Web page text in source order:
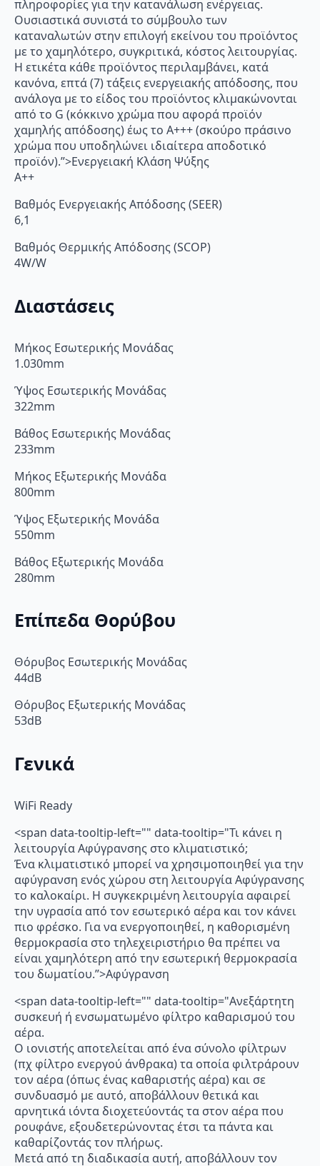
πληροφορίες για την κατανάλωση ενέργειας.
Ουσιαστικά συνιστά το σύμβουλο των
καταναλωτών στην επιλογή εκείνου του προϊόντος
με το χαμηλότερο, συγκριτικά, κόστος λειτουργίας.
Η ετικέτα κάθε προϊόντος περιλαμβάνει, κατά
κανόνα, επτά (7) τάξεις ενεργειακής απόδοσης, που
ανάλογα με το είδος του προϊόντος κλιμακώνονται
από το G (κόκκινο χρώμα που αφορά προϊόν
χαμηλής απόδοσης) έως το Α+++ (σκούρο πράσινο
χρώμα που υποδηλώνει ιδιαίτερα αποδοτικό
προϊόν).”>Ενεργειακή Κλάση Ψύξης
A++
Βαθμός Ενεργειακής Απόδοσης (SEER)
6,1
Βαθμός Θερμικής Απόδοσης (SCOP)
4W/W
Διαστάσεις
Μήκος Εσωτερικής Μονάδας
1.030mm
Ύψος Εσωτερικής Μονάδας
322mm
Βάθος Εσωτερικής Μονάδας
233mm
Μήκος Εξωτερικής Μονάδα
800mm
Ύψος Εξωτερικής Μονάδα
550mm
Βάθος Εξωτερικής Μονάδα
280mm
Επίπεδα Θορύβου
Θόρυβος Εσωτερικής Μονάδας
44dB
Θόρυβος Εξωτερικής Μονάδας
53dB
Γενικά
WiFi Ready
<span data-tooltip-left="" data-tooltip="Τι κάνει η
λειτουργία Αφύγρανσης στο κλιματιστικό;
Ένα κλιματιστικό μπορεί να χρησιμοποιηθεί για την
αφύγρανση ενός χώρου στη λειτουργία Αφύγρανσης
το καλοκαίρι. Η συγκεκριμένη λειτουργία αφαιρεί
την υγρασία από τον εσωτερικό αέρα και τον κάνει
πιο φρέσκο. Για να ενεργοποιηθεί, η καθορισμένη
θερμοκρασία στο τηλεχειριστήριο θα πρέπει να
είναι χαμηλότερη από την εσωτερική θερμοκρασία
του δωματίου.”>Αφύγρανση
<span data-tooltip-left="" data-tooltip="Ανεξάρτητη
συσκευή ή ενσωματωμένο φίλτρο καθαρισμού του
αέρα.
Ο ιονιστής αποτελείται από ένα σύνολο φίλτρων
(πχ φίλτρο ενεργού άνθρακα) τα οποία φιλτράρουν
τον αέρα (όπως ένας καθαριστής αέρα) και σε
συνδυασμό με αυτό, αποβάλλουν θετικά και
αρνητικά ιόντα διοχετεύοντάς τα στον αέρα που
ρουφάνε, εξουδετερώνοντας έτσι τα πάντα και
καθαρίζοντάς τον πλήρως.
Μετά από τη διαδικασία αυτή, αποβάλλουν τον